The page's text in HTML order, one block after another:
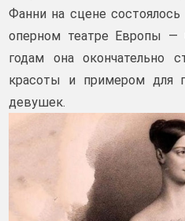
Фанни на сцене
оперном театре Европы —
годам она окончательно
красоты и примером для
девушек.